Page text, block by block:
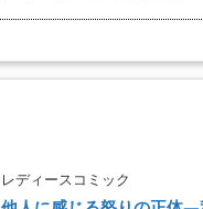
レディースコミック